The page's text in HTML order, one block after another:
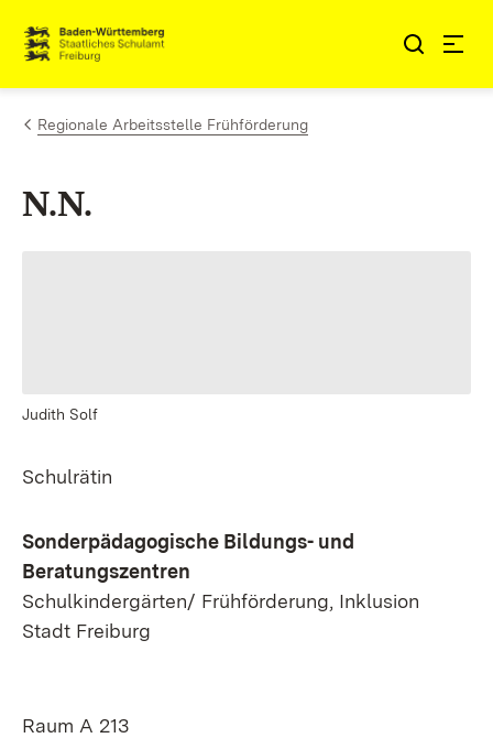
Zum Inhalt springen
Link zur Startseite
Regionale Arbeitsstelle Frühförderung
N.N.
Judith Solf
Schulrätin
Sonderpädagogische Bildungs- und
Beratungszentren
Schulkindergärten/ Frühförderung, Inklusion
Stadt Freiburg
Raum A 213